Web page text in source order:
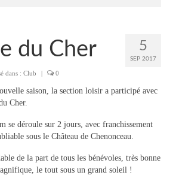
5
SEP 2017
du Cher
dans : Club | 0
saison, la section loisir a participé avec
Cher.
se déroule sur 2 jours, avec franchissement
sous le Château de Chenonceau.
de la part de tous les bénévoles, très bonne
le tout sous un grand soleil !